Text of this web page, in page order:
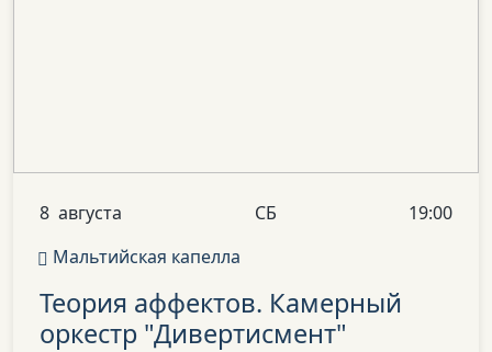
8 августа СБ
19:00
Мальтийская капелла
Теория аффектов. Камерный
оркестр "Дивертисмент"